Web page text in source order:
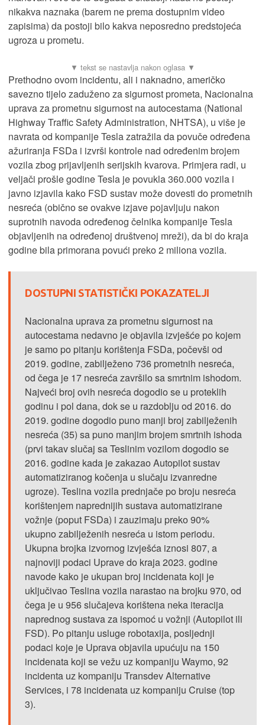
nikakva naznaka (barem ne prema dostupnim video
zapisima) da postoji bilo kakva neposredno predstojeća
ugroza u prometu.
Prethodno ovom incidentu, ali i naknadno, američko
savezno tijelo zaduženo za sigurnost prometa, Nacionalna
uprava za prometnu sigurnost na autocestama (National
Highway Traffic Safety Administration, NHTSA), u više je
navrata od kompanije Tesla zatražila da povuče određena
ažuriranja FSDa i izvrši kontrole nad određenim brojem
vozila zbog prijavljenih serijskih kvarova. Primjera radi, u
veljači prošle godine Tesla je povukla 360.000 vozila i
javno izjavila kako FSD sustav može dovesti do prometnih
nesreća (obično se ovakve izjave pojavljuju nakon
suprotnih navoda određenog čelnika kompanije Tesla
objavljenih na određenoj društvenoj mreži), da bi do kraja
godine bila primorana povući preko 2 miliona vozila.
DOSTUPNI STATISTIČKI POKAZATELJI
Nacionalna uprava za prometnu sigurnost na
autocestama nedavno je objavila izvješće po kojem
je samo po pitanju korištenja FSDa, počevši od
2019. godine, zabilježeno 736 prometnih nesreća,
od čega je 17 nesreća završilo sa smrtnim ishodom.
Najveći broj ovih nesreća dogodio se u proteklih
godinu i pol dana, dok se u razdoblju od 2016. do
2019. godine dogodio puno manji broj zabilježenih
nesreća (35) sa puno manjim brojem smrtnih ishoda
(prvi takav slučaj sa Teslinim vozilom dogodio se
2016. godine kada je zakazao Autopilot sustav
automatiziranog kočenja u slučaju izvanredne
ugroze). Teslina vozila prednjače po broju nesreća
korištenjem naprednijih sustava automatizirane
vožnje (poput FSDa) i zauzimaju preko 90%
ukupno zabilježenih nesreća u istom periodu.
Ukupna brojka izvornog izvješća iznosi 807, a
najnoviji podaci Uprave do kraja 2023. godine
navode kako je ukupan broj incidenata koji je
uključivao Teslina vozila narastao na brojku 970, od
čega je u 956 slučajeva korištena neka iteracija
naprednog sustava za ispomoć u vožnji (Autopilot ili
FSD). Po pitanju usluge robotaxija, posljednji
podaci koje je Uprava objavila upućuju na 150
incidenata koji se vežu uz kompaniju Waymo, 92
incidenta uz kompaniju Transdev Alternative
Services, i 78 incidenata uz kompaniju Cruise (top
3).